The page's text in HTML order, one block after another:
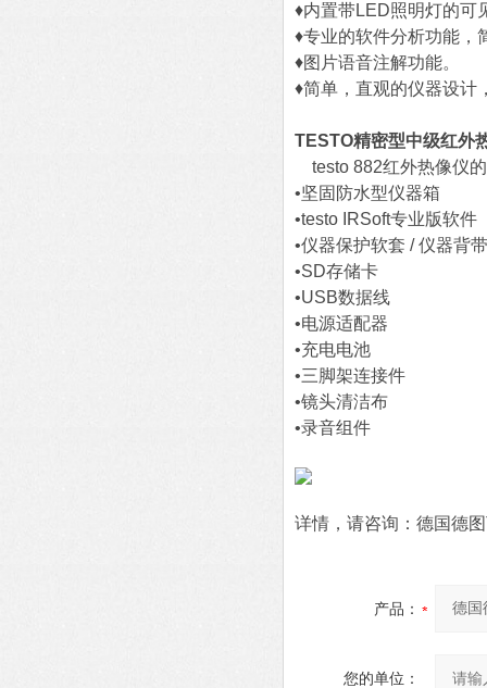
♦内置带LED照明灯的可
♦专业的软件分析功能，
♦图片语音注解功能。
♦简单，直观的仪器设计
TESTO精密型中级红外
testo 882红外热像仪
•坚固防水型仪器箱
•testo IRSoft专业版软件
•仪器保护软套 / 仪器背带
•SD存储卡
•USB数据线
•电源适配器
•充电电池
•三脚架连接件
•镜头清洁布
•录音组件
详情，请咨询：德国德
产品：
您的单位：